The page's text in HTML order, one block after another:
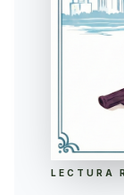
LECTURA